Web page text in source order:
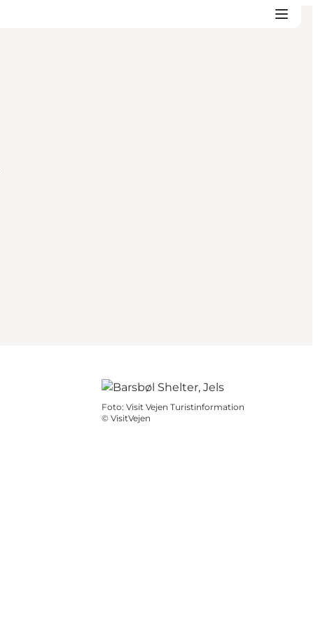
Foto: Visit Vejen Turistinformation
© VisitVejen